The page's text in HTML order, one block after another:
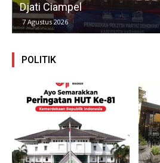
Djati Ciampel
7 Agustus 2026
POLITIK